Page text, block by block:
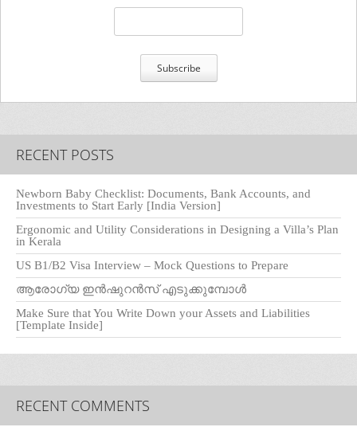
RECENT POSTS
Newborn Baby Checklist: Documents, Bank Accounts, and
Investments to Start Early [India Version]
Ergonomic and Utility Considerations in Designing a Villa’s Plan
in Kerala
US B1/B2 Visa Interview – Mock Questions to Prepare
ആരോഗ്യ ഇൻഷുറൻസ് എടുക്കുമ്പോൾ
Make Sure that You Write Down your Assets and Liabilities
[Template Inside]
RECENT COMMENTS